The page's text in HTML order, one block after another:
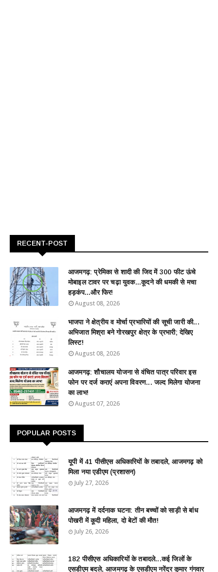
RECENT-POST
आजमगढ़: प्रेमिका से शादी की जिद में 300 फीट ऊंचे
मोबाइल टावर पर चढ़ा युवक...कूदने की धमकी से मचा
हड़कंप...और फिर!
August 08, 2026
भाजपा ने क्षेत्रीय व मोर्चा प्रभारियों की सूची जारी की...
अभिजात मिश्रा बने गोरखपुर क्षेत्र के प्रभारी; देखिए
लिस्ट!
August 08, 2026
आजमगढ़: शौचालय योजना से वंचित पात्र परिवार इस
फोन पर दर्ज कराएं अपना विवरण... जल्द मिलेगा योजना
का लाभ!
August 07, 2026
POPULAR POSTS
यूपी में 41 पीसीएस अधिकारियों के तबादले, आजमगढ़ को
मिला नया एडीएम (प्रशासन)
July 27, 2026
आजमगढ़ में दर्दनाक घटना: तीन बच्चों को साड़ी से बांध
पोखरी में कूदी महिला, दो बेटों की मौत!
July 26, 2026
182 पीसीएस अधिकारियों के तबादले...कई जिलों के
एसडीएम बदले, आजमगढ़ के एसडीएम नरेंद्र कुमार गंगवार